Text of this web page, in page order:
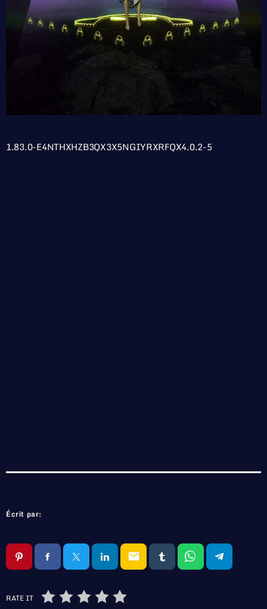
1.83.0-E4NTHXHZB3QX3X5NGIYRXRFQX4.0.2-5
Écrit par:
email
RATE IT